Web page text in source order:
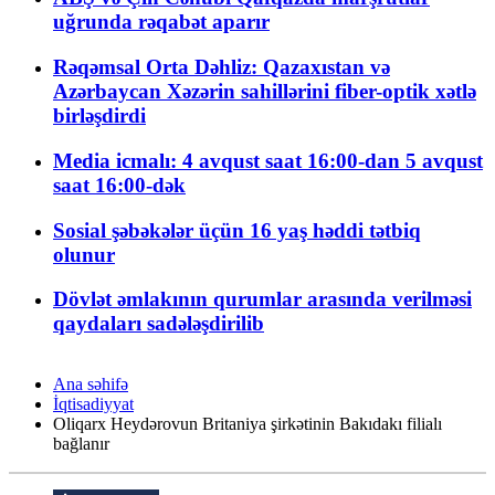
uğrunda rəqabət aparır
Rəqəmsal Orta Dəhliz: Qazaxıstan və
Azərbaycan Xəzərin sahillərini fiber-optik xətlə
birləşdirdi
Media icmalı: 4 avqust saat 16:00-dan 5 avqust
saat 16:00-dək
Sosial şəbəkələr üçün 16 yaş həddi tətbiq
olunur
Dövlət əmlakının qurumlar arasında verilməsi
qaydaları sadələşdirilib
Ana səhifə
İqtisadiyyat
Oliqarx Heydərovun Britaniya şirkətinin Bakıdakı filialı
bağlanır